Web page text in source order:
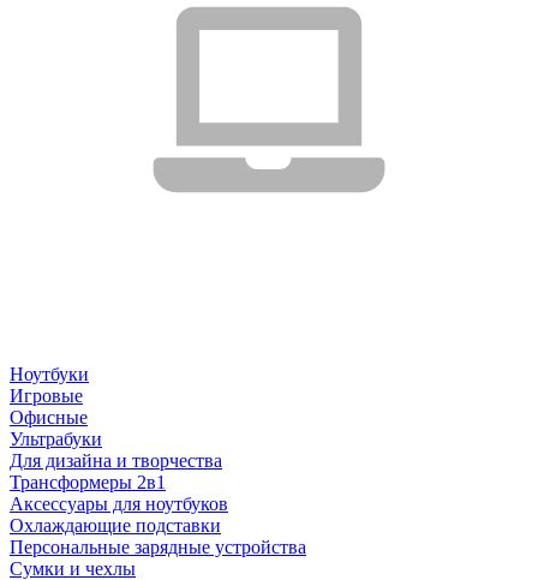
Ноутбуки
Игровые
Офисные
Ультрабуки
Для дизайна и творчества
Трансформеры 2в1
Аксессуары для ноутбуков
Охлаждающие подставки
Персональные зарядные устройства
Сумки и чехлы